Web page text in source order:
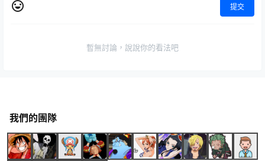
提交
暫無討論，說說你的看法吧
我們的團隊